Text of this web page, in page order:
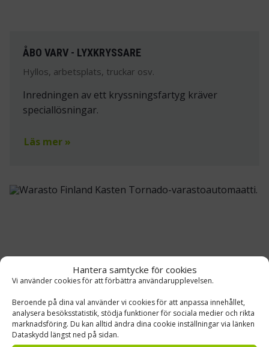
Hantera samtycke för cookies
Vi använder cookies för att förbättra användarupplevelsen.
Beroende på dina val använder vi cookies för att anpassa innehållet,
analysera besöksstatistik, stödja funktioner för sociala medier och rikta
marknadsföring. Du kan alltid ändra dina cookie inställningar via länken
Dataskydd längst ned på sidan.
ÅBO VARV - LYXKRYSSARE
Hyllos, arbetsplats, truckar osv.
Inredningen av ett kryssningsfartyg kräver
speciallösningar.
Läs mer »
WARASTO FINLAND